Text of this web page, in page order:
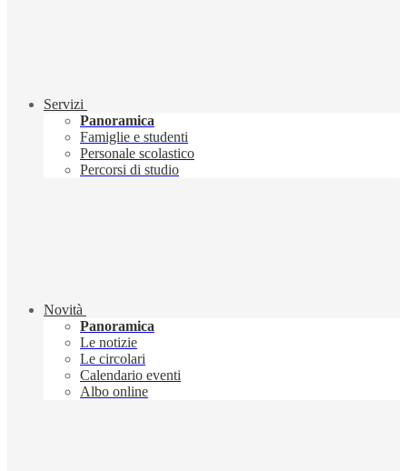
Servizi
Panoramica
Famiglie e studenti
Personale scolastico
Percorsi di studio
Novità
Panoramica
Le notizie
Le circolari
Calendario eventi
Albo online